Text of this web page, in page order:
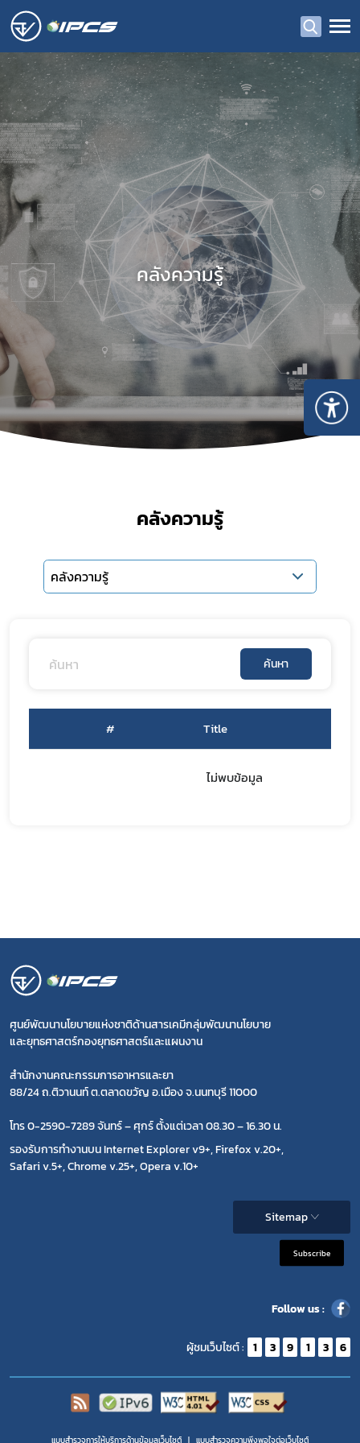
คลังความรู้
คลังความรู้
คลังความรู้
ค้นหา
# Title
ไม่พบข้อมูล
ศูนย์พัฒนานโยบายแห่งชาติด้านสารเคมีกลุ่มพัฒนานโยบาย
และยุทธศาสตร์กองยุทธศาสตร์และแผนงาน
สำนักงานคณะกรรมการอาหารและยา
88/24 ถ.ติวานนท์ ต.ตลาดขวัญ อ.เมือง จ.นนทบุรี 11000
โทร 0-2590-7289 จันทร์ – ศุกร์ ตั้งแต่เวลา 08.30 – 16.30 น.
รองรับการทำงานบน Internet Explorer v9+, Firefox v.20+,
Safari v.5+, Chrome v.25+, Opera v.10+
Sitemap
Subscribe
Follow us :
ผู้ชมเว็บไซต์ : 1 3 9 1 3 6
แบบสำรวจการให้บริการด้านข้อมูลเว็บไซต์ แบบสำรวจความพีงพอใจต่อเว็บไซต์
เลือกหัวข้อที่ท่านต้องการ Subscribe